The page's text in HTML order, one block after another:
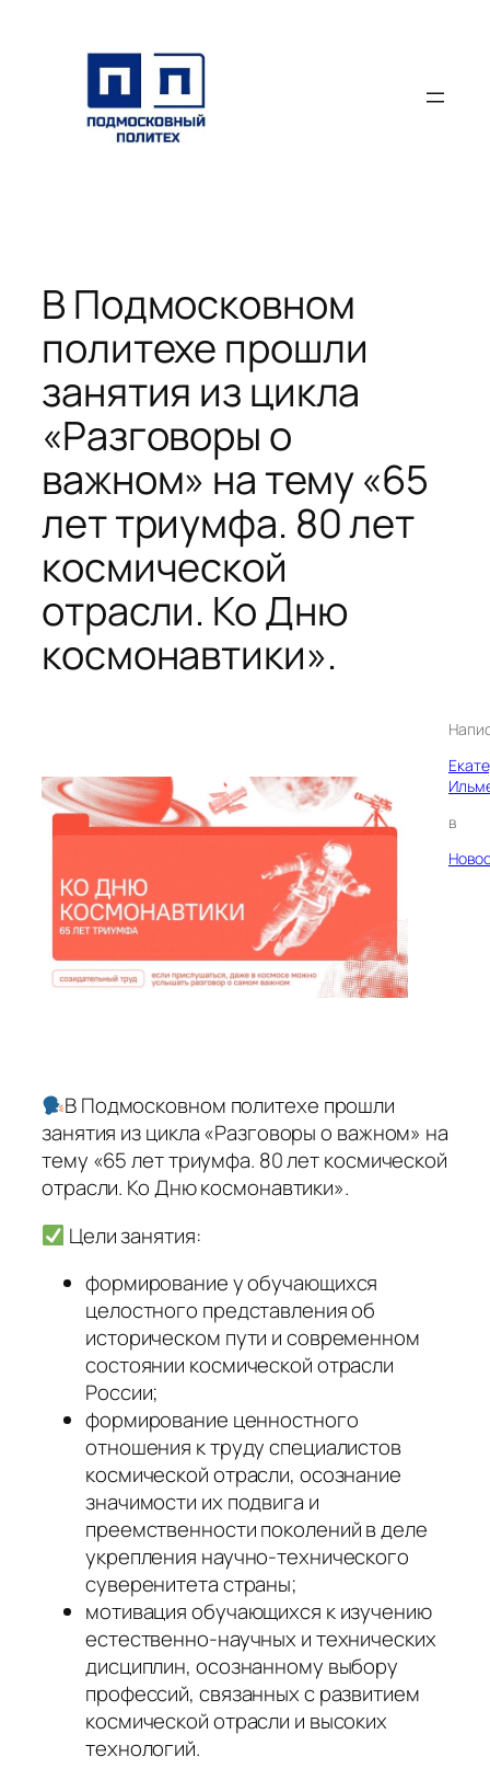
содержимому
В Подмосковном
политехе прошли
занятия из цикла
«Разговоры о
важном» на тему «65
лет триумфа. 80 лет
космической
отрасли. Ко Дню
космонавтики».
в
В Подмосковном политехе прошли
занятия из цикла «Разговоры о важном» на
тему «65 лет триумфа. 80 лет космической
отрасли. Ко Дню космонавтики».
Цели занятия:
формирование у обучающихся
целостного представления об
историческом пути и современном
состоянии космической отрасли
России;
формирование ценностного
отношения к труду специалистов
космической отрасли, осознание
значимости их подвига и
преемственности поколений в деле
укрепления научно-технического
суверенитета страны;
мотивация обучающихся к изучению
естественно-научных и технических
дисциплин, осознанному выбору
профессий, связанных с развитием
космической отрасли и высоких
технологий.